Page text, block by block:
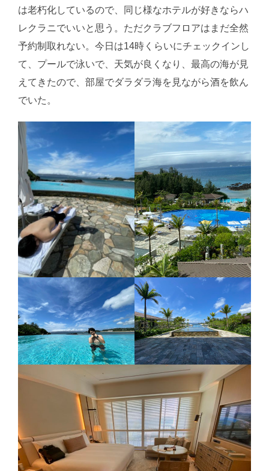
は老朽化しているので、同じ様なホテルが好きならハ
レクラニでいいと思う。ただクラブフロアはまだ全然
予約制取れない。今日は14時くらいにチェックインし
て、プールで泳いで、天気が良くなり、最高の海が見
えてきたので、部屋でダラダラ海を見ながら酒を飲ん
でいた。